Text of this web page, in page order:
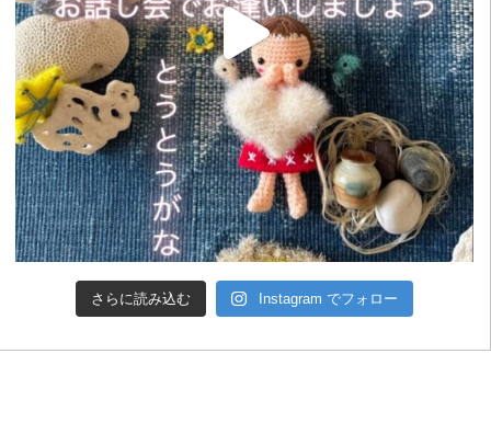
さらに読み込む Instagram でフォロー